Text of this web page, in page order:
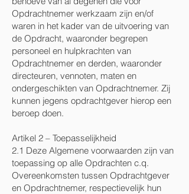
Opdrachtnemer werkzaam zijn en/of
waren in het kader van de uitvoering van
de Opdracht, waaronder begrepen
personeel en hulpkrachten van
Opdrachtnemer en derden, waaronder
directeuren, vennoten, maten en
ondergeschikten van Opdrachtnemer. Zij
kunnen jegens opdrachtgever hierop een
beroep doen.
Artikel 2 – Toepasselijkheid
2.1 Deze Algemene voorwaarden zijn van
toepassing op alle Opdrachten c.q.
Overeenkomsten tussen Opdrachtgever
en Opdrachtnemer, respectievelijk hun